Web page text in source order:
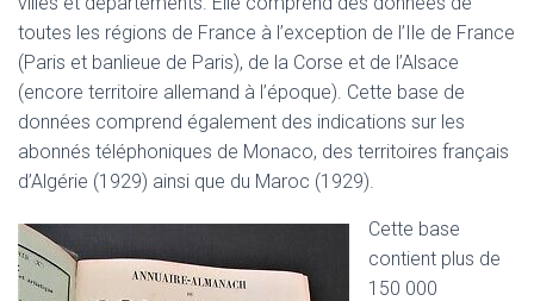
toutes les régions de France à l’exception de l’Ile de France
(Paris et banlieue de Paris), de la Corse et de l’Alsace
(encore territoire allemand à l’époque). Cette base de
données comprend également des indications sur les
abonnés téléphoniques de Monaco, des territoires français
d’Algérie (1929) ainsi que du Maroc (1929).
Cette base
contient plus de
150 000